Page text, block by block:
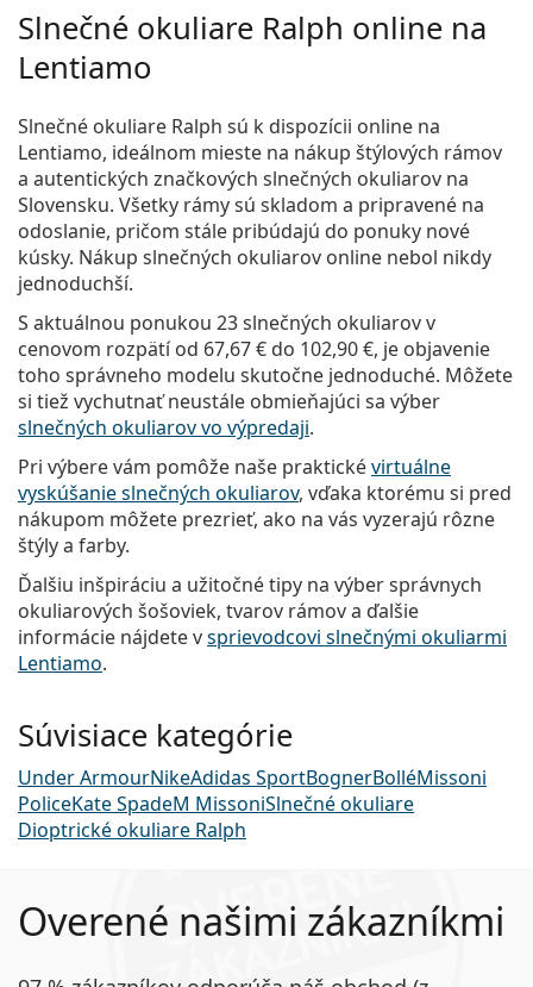
Slnečné okuliare Ralph online na
Lentiamo
Slnečné okuliare Ralph sú k dispozícii online na
Lentiamo, ideálnom mieste na nákup štýlových rámov
a autentických značkových slnečných okuliarov na
Slovensku. Všetky rámy sú skladom a pripravené na
odoslanie, pričom stále pribúdajú do ponuky nové
kúsky. Nákup slnečných okuliarov online nebol nikdy
jednoduchší.
S aktuálnou ponukou 23 slnečných okuliarov v
cenovom rozpätí od 67,67 € do 102,90 €, je objavenie
toho správneho modelu skutočne jednoduché. Môžete
si tiež vychutnať neustále obmieňajúci sa výber
slnečných okuliarov vo výpredaji.
Pri výbere vám pomôže naše praktickévirtuálne
vyskúšanie slnečných okuliarov, vďaka ktorému si pred
nákupom môžete prezrieť, ako na vás vyzerajú rôzne
štýly a farby.
Ďalšiu inšpiráciu a užitočné tipy na výber správnych
okuliarových šošoviek, tvarov rámov a ďalšie
informácie nájdete vsprievodcovi slnečnými okuliarmi
Lentiamo.
Súvisiace kategórie
Under ArmourNikeAdidas SportBognerBolléMissoni
PoliceKate SpadeM MissoniSlnečné okuliare
Dioptrické okuliare Ralph
Overené našimi zákazníkmi